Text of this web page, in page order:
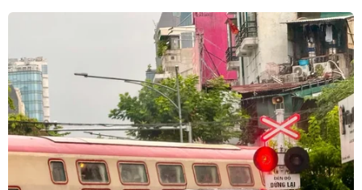
Techcom Life và cách tiếp cận mới
cho bài toán bảo vệ sức khỏe của
người Việt
06/08/2026 03:40
Kim ngạch xuất khẩu vượt mốc 100
tỷ USD, Hàn Quốc lập kỷ lục thặng
dư vãng lai